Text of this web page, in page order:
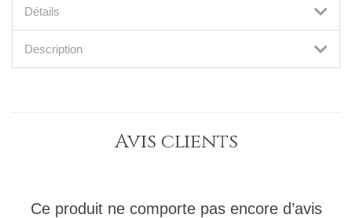
Détails
Description
Avis clients
Ce produit ne comporte pas encore d’avis